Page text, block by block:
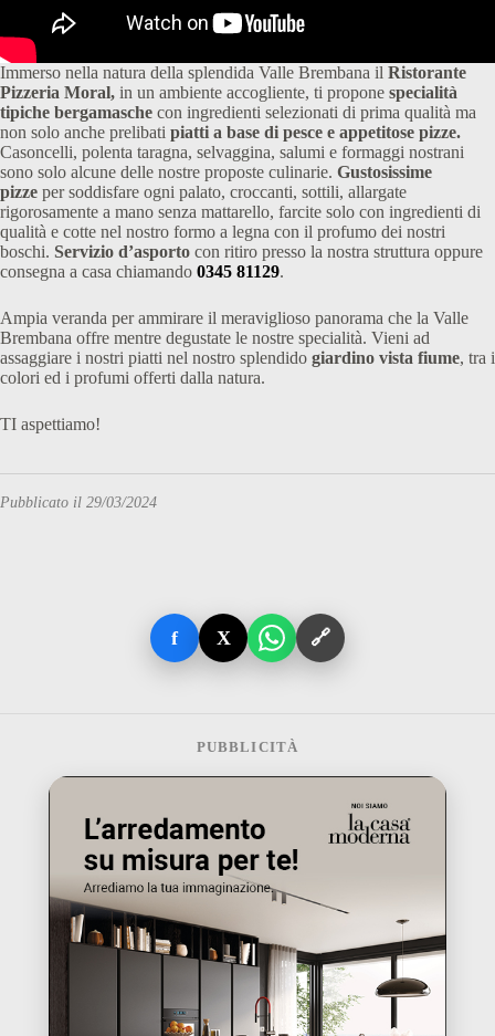
Immerso nella natura della splendida Valle Brembana il Ristorante
Pizzeria Moral, in un ambiente accogliente, ti propone specialità
tipiche bergamasche con ingredienti selezionati di prima qualità ma
non solo anche prelibati piatti a base di pesce e appetitose pizze.
Casoncelli, polenta taragna, selvaggina, salumi e formaggi nostrani
sono solo alcune delle nostre proposte culinarie. Gustosissime
pizze per soddisfare ogni palato, croccanti, sottili, allargate
rigorosamente a mano senza mattarello, farcite solo con ingredienti di
qualità e cotte nel nostro formo a legna con il profumo dei nostri
boschi. Servizio d’asporto con ritiro presso la nostra struttura oppure
consegna a casa chiamando 0345 81129.
Ampia veranda per ammirare il meraviglioso panorama che la Valle
Brembana offre mentre degustate le nostre specialità. Vieni ad
assaggiare i nostri piatti nel nostro splendido giardino vista fiume, tra i
colori ed i profumi offerti dalla natura.
TI aspettiamo!
Pubblicato il 29/03/2024
f X 🔗
PUBBLICITÀ